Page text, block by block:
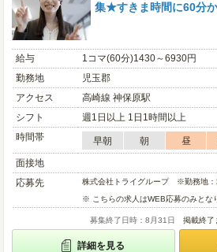
集★すきま時間に60分
給与
1コマ(60分)1430～6930円
勤務地
児玉郡
アクセス
高崎線 神保原駅
シフト
週1日以上 1日1時間以上
時間帯
早朝 朝 昼
面接地
応募先
株式会社トライグループ ※勤務地：
※ こちらの求人はWEB応募のみとな
募集終了日時：8月31日 掲載終了
詳細を見る